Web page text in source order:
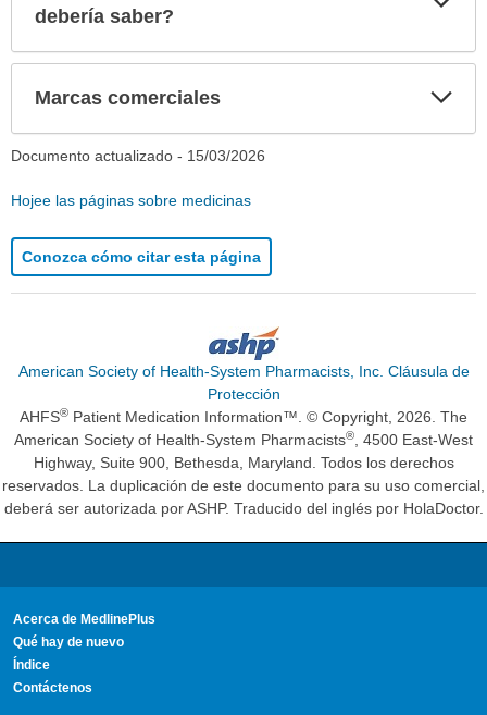
debería saber?
Marcas comerciales
Documento actualizado - 15/03/2026
Hojee las páginas sobre medicinas
Conozca cómo citar esta página
American Society of Health-System Pharmacists, Inc. Cláusula de
Protección
AHFS® Patient Medication Information™. © Copyright, 2026. The
American Society of Health-System Pharmacists®, 4500 East-West
Highway, Suite 900, Bethesda, Maryland. Todos los derechos
reservados. La duplicación de este documento para su uso comercial,
deberá ser autorizada por ASHP. Traducido del inglés por HolaDoctor.
Acerca de MedlinePlus
Qué hay de nuevo
Índice
Contáctenos